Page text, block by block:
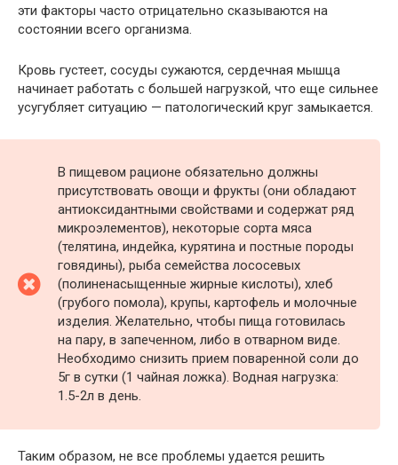
эти факторы часто отрицательно сказываются на
состоянии всего организма.
Кровь густеет, сосуды сужаются, сердечная мышца
начинает работать с большей нагрузкой, что еще сильнее
усугубляет ситуацию — патологический круг замыкается.
В пищевом рационе обязательно должны
присутствовать овощи и фрукты (они обладают
антиоксидантными свойствами и содержат ряд
микроэлементов), некоторые сорта мяса
(телятина, индейка, курятина и постные породы
говядины), рыба семейства лососевых
(полиненасыщенные жирные кислоты), хлеб
(грубого помола), крупы, картофель и молочные
изделия. Желательно, чтобы пища готовилась
на пару, в запеченном, либо в отварном виде.
Необходимо снизить прием поваренной соли до
5г в сутки (1 чайная ложка). Водная нагрузка:
1.5-2л в день.
Таким образом, не все проблемы удается решить